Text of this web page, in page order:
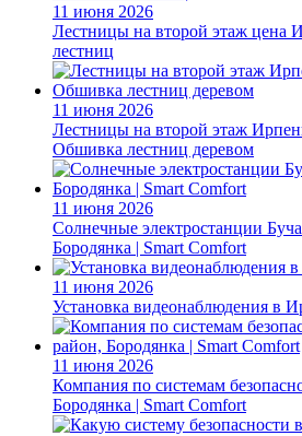
11 июня 2026
Лестницы на второй этаж цена
лестниц
11 июня 2026
Лестницы на второй этаж
Обшивка лестниц деревом
11 июня 2026
Солнечные электростанции
Бородянка | Smart Comfort
11 июня 2026
Установка видеонаблюдения в
11 июня 2026
Компания по системам
Бородянка | Smart Comfort